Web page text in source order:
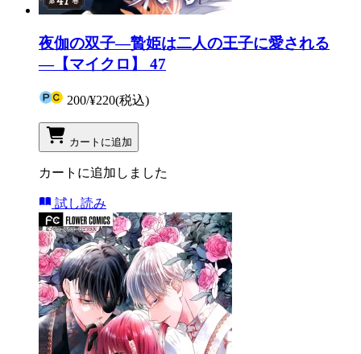
夜伽の双子―贄姫は二人の王子に愛される
―【マイクロ】 47
200/¥220(税込)
カートに追加
カートに追加しました
試し読み